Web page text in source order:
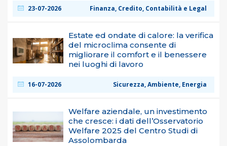
23-07-2026 Finanza, Credito, Contabilità e Legal
Estate ed ondate di calore: la verifica
del microclima consente di
migliorare il comfort e il benessere
nei luoghi di lavoro
16-07-2026 Sicurezza, Ambiente, Energia
Welfare aziendale, un investimento
che cresce: i dati dell’Osservatorio
Welfare 2025 del Centro Studi di
Assolombarda